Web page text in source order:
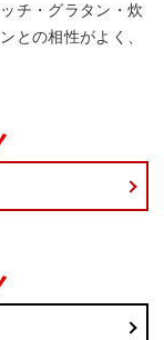
チ・グラタン・炊
との相性がよく、